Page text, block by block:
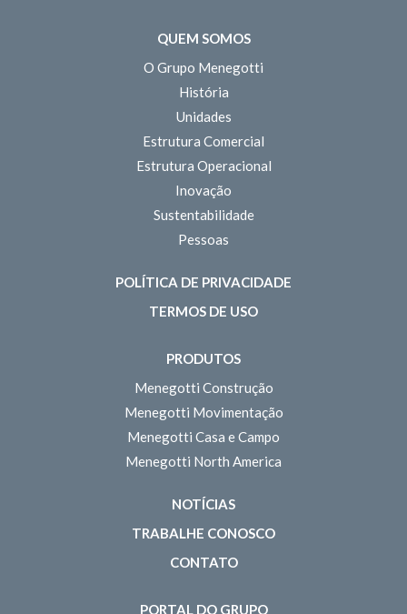
QUEM SOMOS
O Grupo Menegotti
História
Unidades
Estrutura Comercial
Estrutura Operacional
Inovação
Sustentabilidade
Pessoas
POLÍTICA DE PRIVACIDADE
TERMOS DE USO
PRODUTOS
Menegotti Construção
Menegotti Movimentação
Menegotti Casa e Campo
Menegotti North America
NOTÍCIAS
TRABALHE CONOSCO
CONTATO
PORTAL DO GRUPO